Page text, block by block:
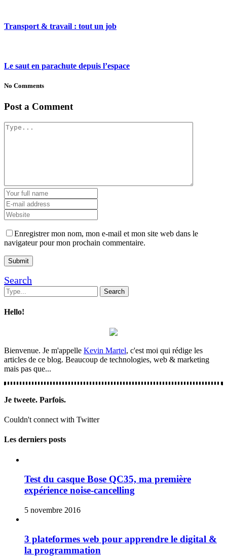
Transport & travail : tout un job
Le saut en parachute depuis l’espace
No Comments
Post a Comment
Enregistrer mon nom, mon e-mail et mon site web dans le
navigateur pour mon prochain commentaire.
Search
Hello!
Bienvenue. Je m'appelle Kevin Martel, c'est moi qui rédige les
articles de ce blog. Beaucoup de technologies, web & marketing
mais pas que...
Je tweete. Parfois.
Couldn't connect with Twitter
Les derniers posts
Test du casque Bose QC35, ma première
expérience noise-cancelling
5 novembre 2016
3 plateformes web pour apprendre le digital &
la programmation